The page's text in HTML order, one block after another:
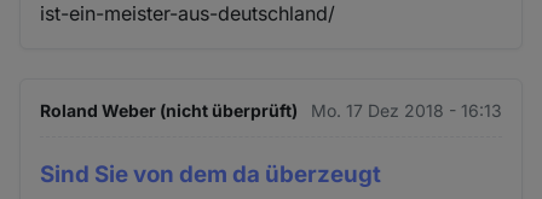
ist-ein-meister-aus-deutschland/
Roland Weber (nicht überprüft) Mo. 17 Dez 2018 - 16:13
Sind Sie von dem da überzeugt